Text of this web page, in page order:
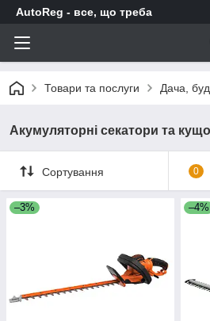
AutoReg - все, що треба
Товари та послуги Дача,
Акумуляторні секатори та
Сортування 0
–3% –4%